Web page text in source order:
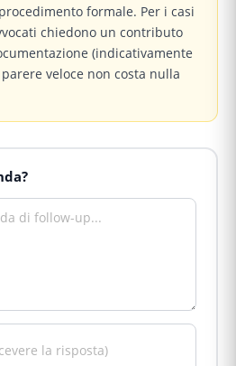
formale. Per i casi
chiedono un contributo
(indicativamente
veloce non costa nulla